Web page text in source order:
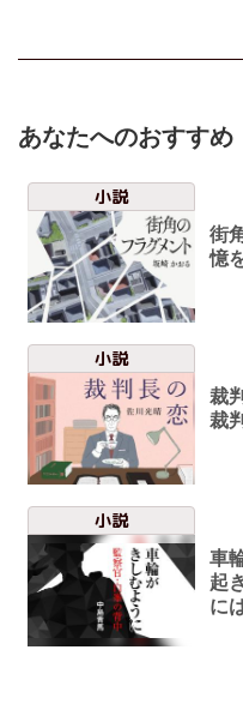
あなたへのおすすめ
小説
街
憶
小説
裁
裁
小説
車
起
に